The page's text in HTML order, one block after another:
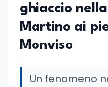
ghiaccio
Martino ai
Monviso
Un fenomeno